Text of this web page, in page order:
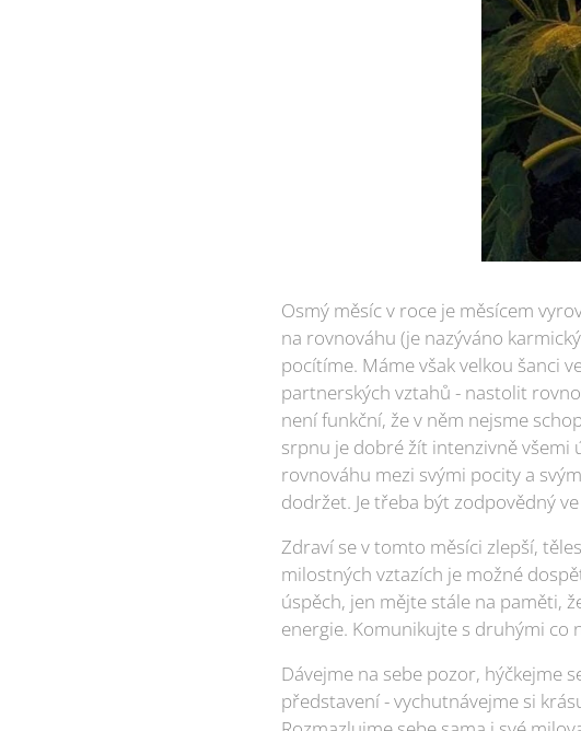
Osmý měsíc v roce je měsícem
na rovnováhu (je nazýváno
pocítíme. Máme však velkou šanci
partnerských vztahů - nastolit
není funkční, že v něm nejsme
srpnu je dobré žít intenzivně všemi
rovnováhu mezi svými pocity a
dodržet. Je třeba být zodpovědný
Zdraví se v tomto měsíci zlepší,
milostných vztazích je možné
úspěch, jen mějte stále na paměti,
energie. Komunikujte s druhými co
Dávejme na sebe pozor, hýčkejme
představení - vychutnávejme si